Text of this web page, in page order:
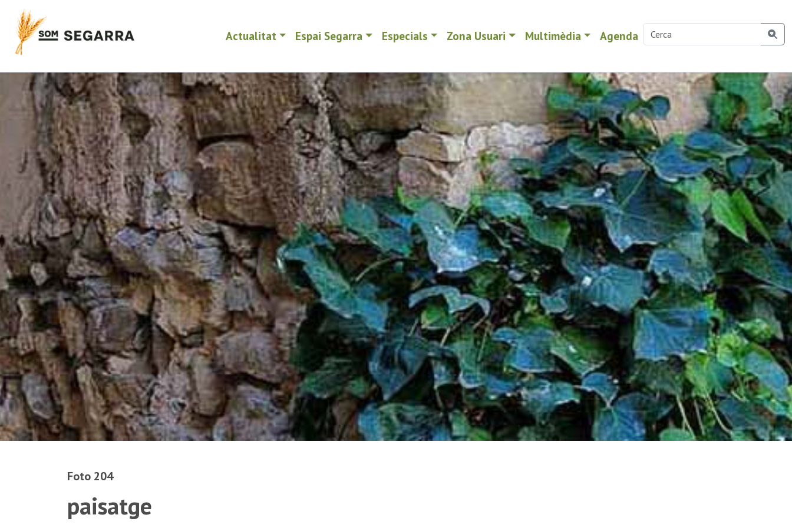
Actualitat Espai Segarra Especials Zona Usuari Multimèdia Agenda
Foto 204
paisatge